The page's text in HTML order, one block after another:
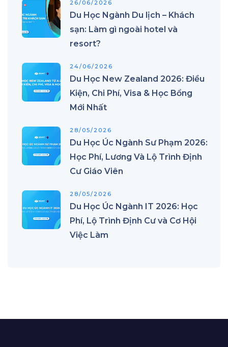
26/06/2026
Du Học Ngành Du lịch – Khách
sạn: Làm gì ngoài hotel và
resort?
24/06/2026
Du Học New Zealand 2026: Điều
Kiện, Chi Phí, Visa & Học Bổng
Mới Nhất
28/05/2026
Du Học Úc Ngành Sư Phạm 2026:
Học Phí, Lương Và Lộ Trình Định
Cư Giáo Viên
28/05/2026
Du Học Úc Ngành IT 2026: Học
Phí, Lộ Trình Định Cư và Cơ Hội
Việc Làm